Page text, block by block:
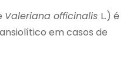
Valeriana officinalis L.) é
em casos de